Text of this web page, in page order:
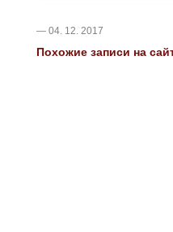
— 04. 12. 2017
Похожие записи на